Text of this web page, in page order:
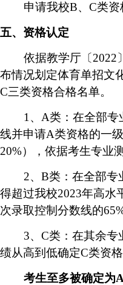
申请我校B、 C类资
五、资格认定
依据教学厅〔 2022 〕
布情况划定体育单招文
C三类资格合格名单。
1 、 A类 ：在全部专
线并申请A类资格的一级
20%），依据考生专业
2、 B类：在全部专
得超过我校2023年高水
次录取控制分数线的
3、 C类 ：在其余
绩从高到低确定C类资
考生至多被确定为A